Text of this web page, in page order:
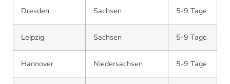
Dresden Sachsen 5-9 Tage
Leipzig Sachsen 5-9 Tage
Hannover Niedersachsen 5-9 Tage